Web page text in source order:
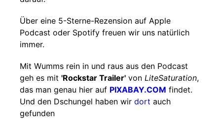
Über eine 5-Sterne-Rezension auf Apple
Podcast oder Spotify freuen wir uns natürlich
immer.
Mit Wumms rein in und raus aus den Podcast
geh es mit 'Rockstar Trailer' von LiteSaturation,
das man genau hier auf PIXABAY.COM findet.
Und den Dschungel haben wir dort auch
gefunden